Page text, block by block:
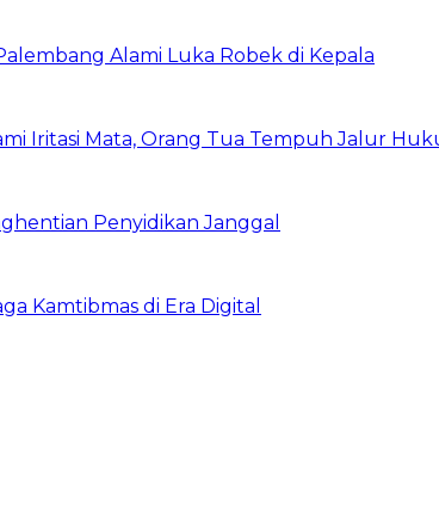
Alami Luka Robek di Kepala
Iritasi Mata, Orang Tua Tempuh Jalur
Penyidikan Janggal
Kamtibmas di Era Digital